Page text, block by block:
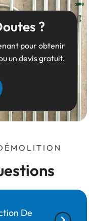
?
pour obtenir
un devis gratuit.
De